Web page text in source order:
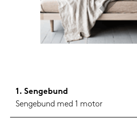
Sengebund
Sengebund med 1 motor